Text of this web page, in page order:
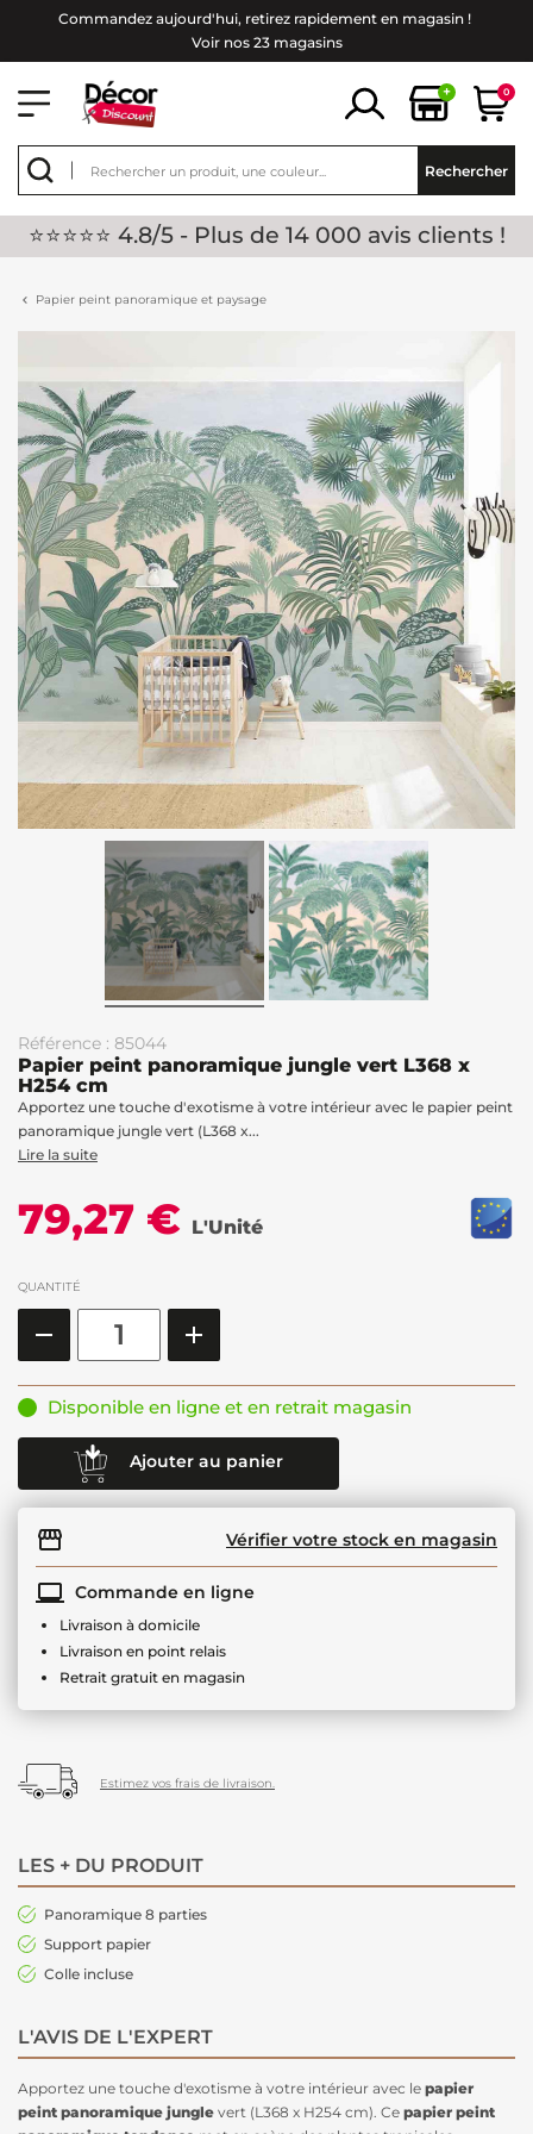
Commandez aujourd'hui, retirez rapidement en magasin !
Voir nos 23 magasins
+ 0
Rechercher
⭐⭐⭐⭐⭐ 4.8/5 - Plus de 14 000 avis clients !
Papier peint panoramique et paysage
Référence : 85044
Papier peint panoramique jungle vert L368 x
H254 cm
Apportez une touche d'exotisme à votre intérieur avec le papier peint
panoramique jungle vert (L368 x...
Lire la suite
79,27 € L'Unité
QUANTITÉ
Disponible en ligne et en retrait magasin
Ajouter au panier
Vérifier votre stock en magasin
Commande en ligne
Livraison à domicile
Livraison en point relais
Retrait gratuit en magasin
Estimez vos frais de livraison.
LES + DU PRODUIT
Panoramique 8 parties
Support papier
Colle incluse
L'AVIS DE L'EXPERT
Apportez une touche d'exotisme à votre intérieur avec le papier
peint panoramique jungle vert (L368 x H254 cm). Ce papier peint